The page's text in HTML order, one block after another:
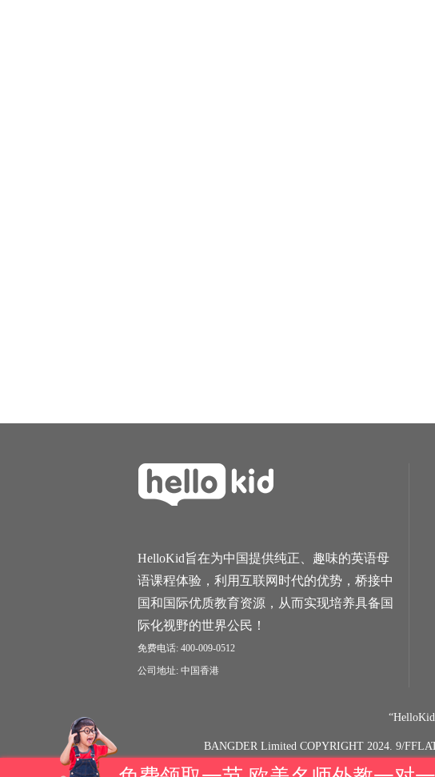
HelloKid旨在为中国提供纯正、趣味的英语母
语课程体验，利用互联网时代的优势，桥接中
国和国际优质教育资源，从而实现培养具备国
际化视野的世界公民！
免费电话: 400-009-0512
公司地址: 中国香港
BANGDER Limited COPYRIGHT 2024. 9/